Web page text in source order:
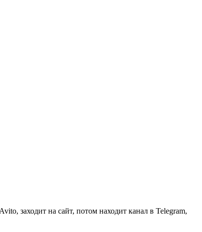
заходит на сайт, потом находит канал в Telegram,